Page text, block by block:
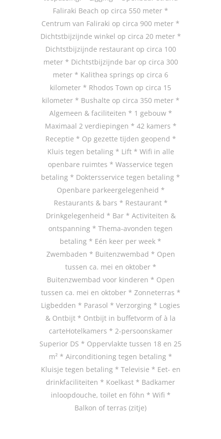
Faliraki Beach op circa 550 meter *
Centrum van Faliraki op circa 900 meter *
Dichtstbijzijnde winkel op circa 20 meter *
Dichtstbijzijnde restaurant op circa 100
meter * Dichtstbijzijnde bar op circa 300
meter * Kalithea springs op circa 6
kilometer * Rhodos Town op circa 15
kilometer * Bushalte op circa 350 meter *
Algemeen & faciliteiten * 1 gebouw *
Maximaal 2 verdiepingen * 42 kamers *
Receptie * Op gezette tijden geopend *
Kluis tegen betaling * Lift * Wifi in alle
openbare ruimtes * Wasservice tegen
betaling * Doktersservice tegen betaling *
Openbare parkeergelegenheid *
Restaurants & bars * Restaurant *
Drinkgelegenheid * Bar * Activiteiten &
ontspanning * Thema-avonden tegen
betaling * Eén keer per week *
Zwembaden * Buitenzwembad * Open
tussen ca. mei en oktober *
Buitenzwembad voor kinderen * Open
tussen ca. mei en oktober * Zonneterras *
Ligbedden * Parasol * Verzorging * Logies
& Ontbijt * Ontbijt in buffetvorm of à la
carteHotelkamers * 2-persoonskamer
Superior DS * Oppervlakte tussen 18 en 25
m² * Airconditioning tegen betaling *
Kluisje tegen betaling * Televisie * Eet- en
drinkfaciliteiten * Koelkast * Badkamer
inloopdouche, toilet en föhn * Wifi *
Balkon of terras (zitje)